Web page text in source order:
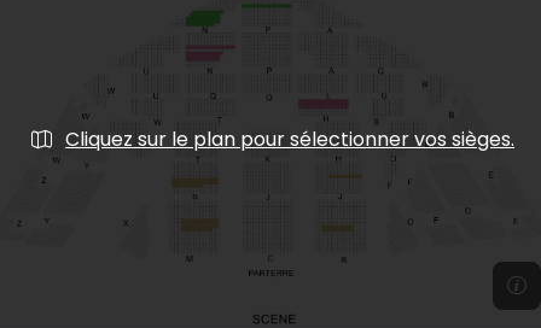
Cliquez sur le plan pour sélectionner vos sièges.